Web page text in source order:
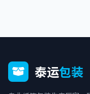
泰运包装